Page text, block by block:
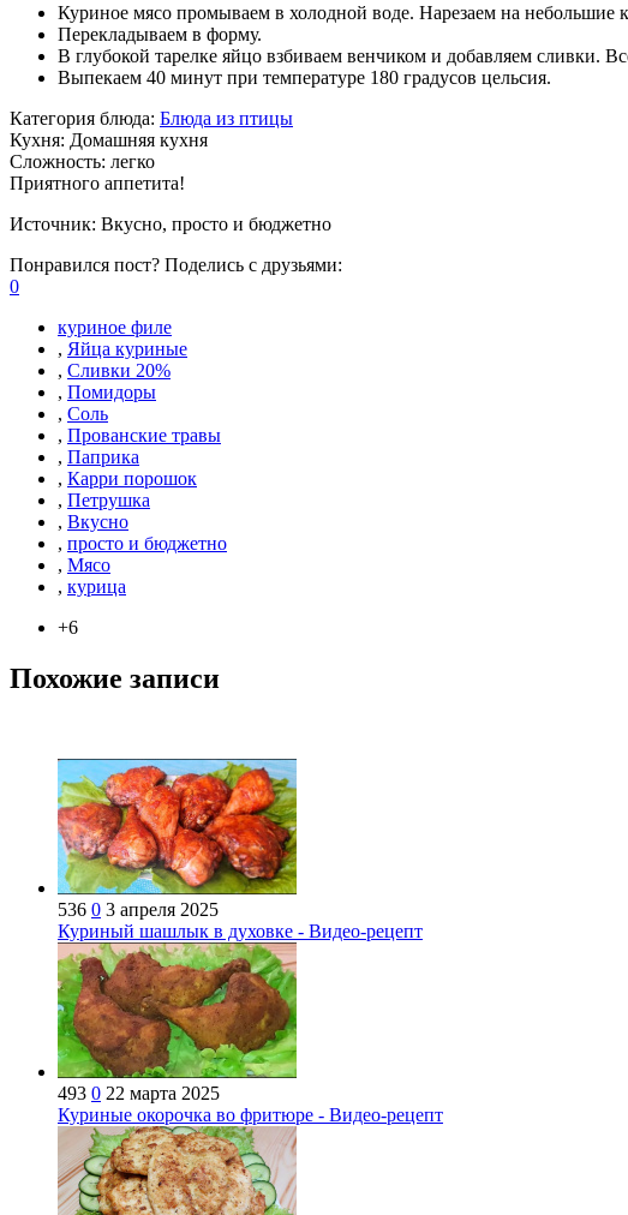
Куриное мясо промываем в холодной воде. Нарезаем на небольшие
Перекладываем в форму.
В глубокой тарелке яйцо взбиваем венчиком и добавляем сливки.
Выпекаем 40 минут при температуре 180 градусов цельсия.
Категория блюда: Блюда из птицы
Кухня: Домашняя кухня
Сложность: легко
Приятного аппетита!
Источник: Вкусно, просто и бюджетно
Понравился пост? Поделись с друзьями:
0
куриное филе
, Яйца куриные
, Сливки 20%
, Помидоры
, Соль
, Прованские травы
, Паприка
, Карри порошок
, Петрушка
, Вкусно
, просто и бюджетно
, Мясо
, курица
+6
Похожие записи
536 0 3 апреля 2025
Куриный шашлык в духовке - Видео-рецепт
493 0 22 марта 2025
Куриные окорочка во фритюре - Видео-рецепт